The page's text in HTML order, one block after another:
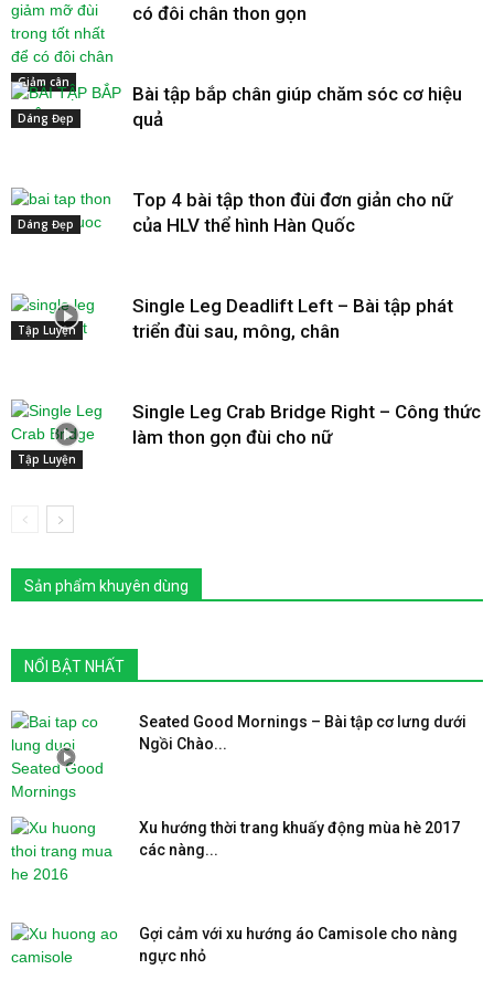
Giảm cân
có đôi chân thon gọn
Dáng Đẹp
Bài tập bắp chân giúp chăm sóc cơ hiệu
quả
Dáng Đẹp
Top 4 bài tập thon đùi đơn giản cho nữ
của HLV thể hình Hàn Quốc
Tập Luyện
Single Leg Deadlift Left – Bài tập phát
triển đùi sau, mông, chân
Tập Luyện
Single Leg Crab Bridge Right – Công thức
làm thon gọn đùi cho nữ
Sản phẩm khuyên dùng
NỔI BẬT NHẤT
Seated Good Mornings – Bài tập cơ lưng dưới
Ngồi Chào...
Xu hướng thời trang khuấy động mùa hè 2017
các nàng...
Gợi cảm với xu hướng áo Camisole cho nàng
ngực nhỏ